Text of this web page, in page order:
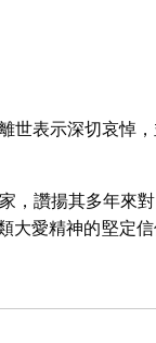
世表示深切哀悼
，讚揚其多年來
大愛精神的堅定